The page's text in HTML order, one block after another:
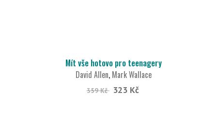
Mít vše hotovo pro teenagery
David Allen, Mark Wallace
359 Kč 323 Kč